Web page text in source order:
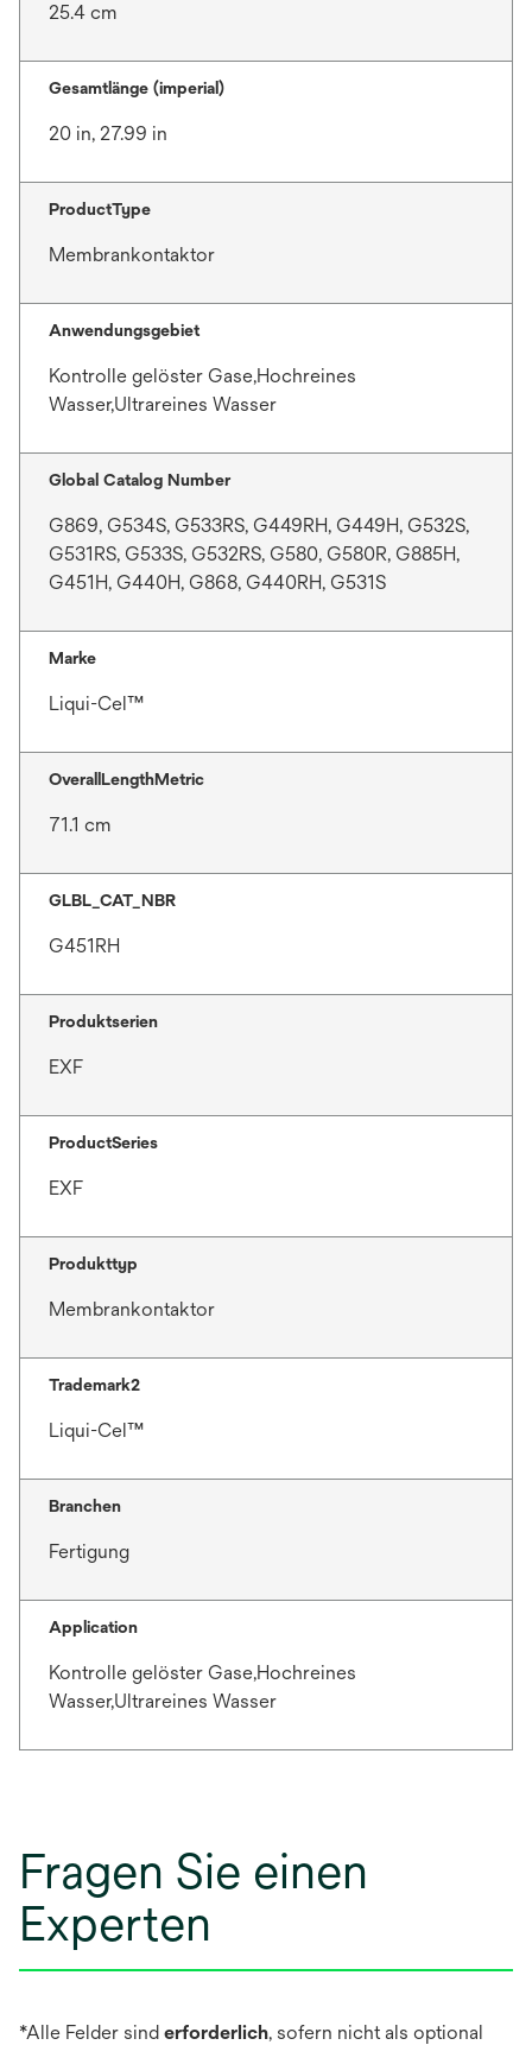
25.4 cm
Gesamtlänge (imperial)
20 in, 27.99 in
ProductType
Membrankontaktor
Anwendungsgebiet
Kontrolle gelöster Gase,Hochreines
Wasser,Ultrareines Wasser
Global Catalog Number
G869, G534S, G533RS, G449RH, G449H, G532S,
G531RS, G533S, G532RS, G580, G580R, G885H,
G451H, G440H, G868, G440RH, G531S
Marke
Liqui-Cel™
OverallLengthMetric
71.1 cm
GLBL_CAT_NBR
G451RH
Produktserien
EXF
ProductSeries
EXF
Produkttyp
Membrankontaktor
Trademark2
Liqui-Cel™
Branchen
Fertigung
Application
Kontrolle gelöster Gase,Hochreines
Wasser,Ultrareines Wasser
Fragen Sie einen
Experten
*Alle Felder sind erforderlich, sofern nicht als optional